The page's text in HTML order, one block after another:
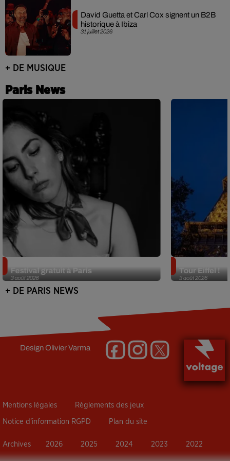
31 juillet 2026
David Guetta et Carl Cox signent un B2B
historique à Ibiza
+ DE MUSIQUE
Paris News
3 août 2026
Festival gratuit à Paris
3 août 2026
Tour Eiffel !
+ DE PARIS NEWS
DesignOlivier Varma
Mentions légales Règlements des jeux
Notice d’information RGPD Plan du site
Archives 2026 2025 2024 2023 2022